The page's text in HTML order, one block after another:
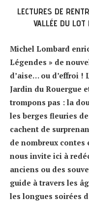
LECTURES DE
VALLÉE DU LOT
Michel Lombard
Légendes » de
d’aise… ou d’effroi !
Jardin du Rouergue
trompons pas : la
les berges fleuries
cachent de
de nombreux contes
nous invite ici à
anciens ou des
guide à travers les
les longues soirées